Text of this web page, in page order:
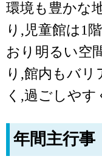
環境も豊かな
り,児童館は1
おり明るい空
り,館内もバ
く,過ごしや
年間主行事